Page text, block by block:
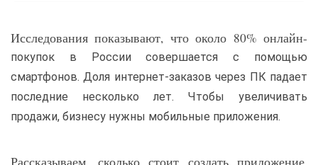
Исследования показывают, что около 80% онлайн-
покупок в России совершается с помощью
смартфонов. Доля интернет-заказов через ПК падает
последние несколько лет. Чтобы увеличивать
продажи, бизнесу нужны мобильные приложения.
Рассказываем, сколько стоит создать приложение.